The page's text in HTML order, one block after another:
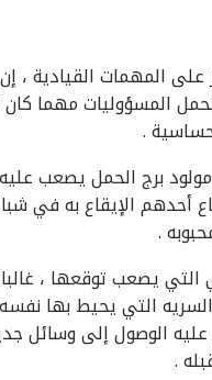
المهمات القيادية ،
المسؤوليات مهما
.
برج الحمل يصعب
أحدهم الإيقاع به في
.
التي يصعب توقعها ،
التي يحيط بها
الوصول إلى وسائل
.